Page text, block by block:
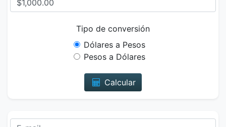
Tipo de conversión
Dólares a Pesos
Pesos a Dólares
Calcular